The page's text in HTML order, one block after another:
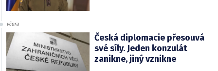
včera
Česká diplomacie přesouvá
své síly. Jeden konzulát
zanikne, jiný vznikne